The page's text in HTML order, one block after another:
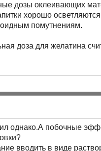
дозы оклеивающих
хорошо
помутнениям.
доза для желатина
однако.А побочные
вводить в виде